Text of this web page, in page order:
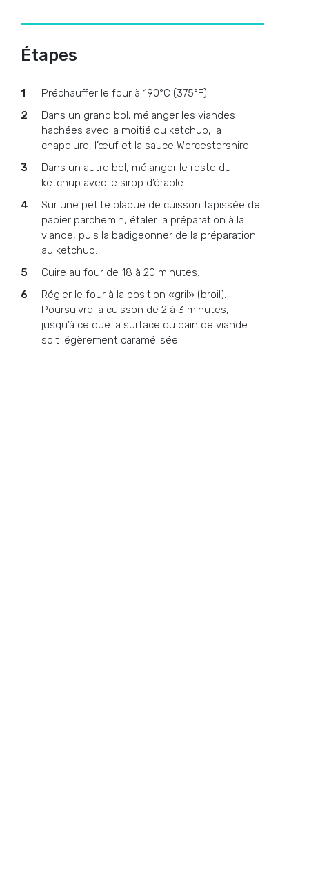
Étapes
Préchauffer le four à 190°C (375°F).
Dans un grand bol, mélanger les viandes
hachées avec la moitié du ketchup, la
chapelure, l’œuf et la sauce Worcestershire.
Dans un autre bol, mélanger le reste du
ketchup avec le sirop d’érable.
Sur une petite plaque de cuisson tapissée de
papier parchemin, étaler la préparation à la
viande, puis la badigeonner de la préparation
au ketchup.
Cuire au four de 18 à 20 minutes.
Régler le four à la position «gril» (broil).
Poursuivre la cuisson de 2 à 3 minutes,
jusqu’à ce que la surface du pain de viande
soit légèrement caramélisée.